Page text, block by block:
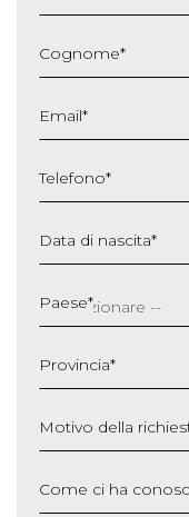
Cognome*
Email*
Telefono*
Data di nascita*
slash
MM
AAAA
Paese*
Provincia*
Motivo della
Come ci ha